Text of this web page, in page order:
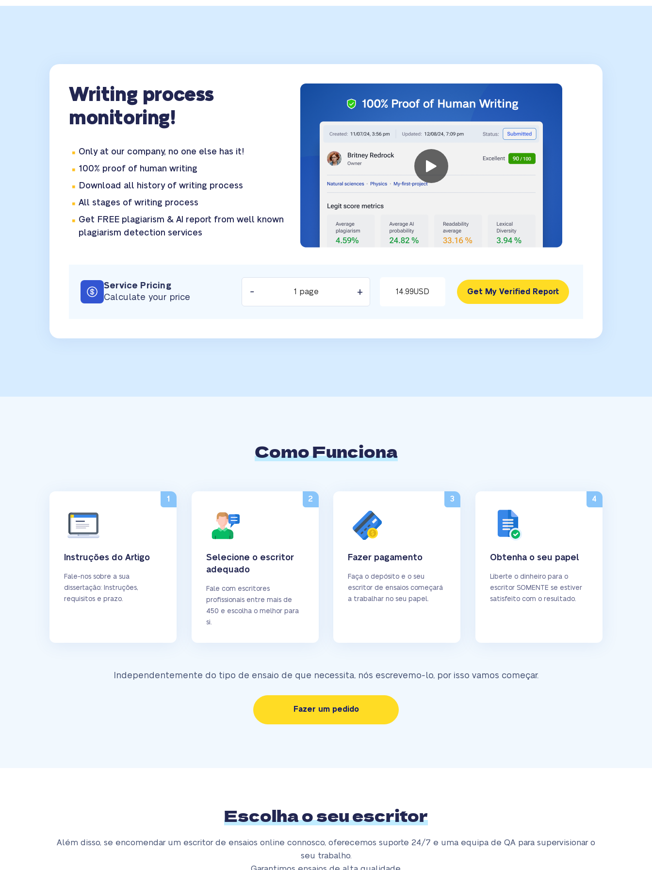
Writing process
monitoring!
Only at our company, no one else has it!
100% proof of human writing
Download all history of writing process
All stages of writing process
Get FREE plagiarism & AI report from well known
plagiarism detection services
Service Pricing
Calculate your price
- + 14.99USD
Como Funciona
Instruções do Artigo
Fale-nos sobre a sua
dissertação: Instruções,
requisitos e prazo.
Selecione o escritor
adequado
Fale com escritores
profissionais entre mais de
450 e escolha o melhor para
si.
Fazer pagamento
Faça o depósito e o seu
escritor de ensaios começará
a trabalhar no seu papel.
Obtenha o seu papel
Liberte o dinheiro para o
escritor SOMENTE se estiver
satisfeito com o resultado.
Independentemente do tipo de ensaio de que necessita, nós escrevemo-lo, por isso vamos começar.
Fazer um pedido
Escolha o seu escritor
Além disso, se encomendar um escritor de ensaios online connosco, oferecemos suporte 24/7 e uma equipa de QA para supervisionar o
seu trabalho.